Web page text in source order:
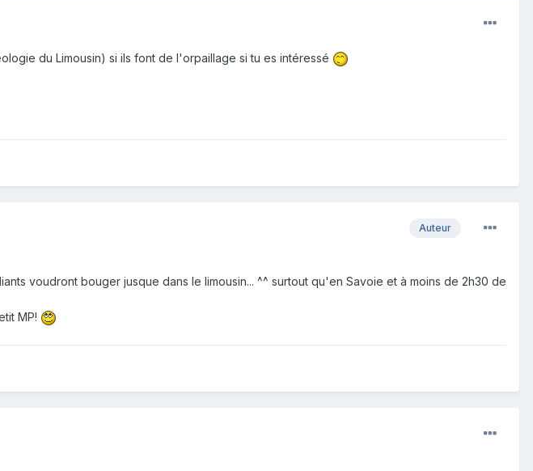
du Limousin) si ils font de l'orpaillage si tu es intéressé
Auteur
voudront bouger jusque dans le limousin... ^^ surtout qu'en Savoie et à moins de 2h30 de
MP!